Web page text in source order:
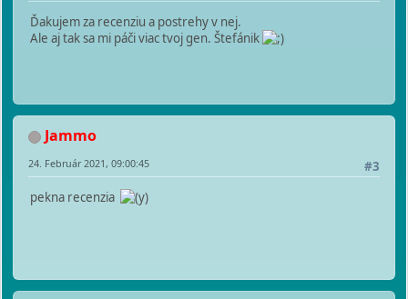
Ďakujem za recenziu a postrehy v nej.
Ale aj tak sa mi páči viac tvoj gen. Štefánik
Jammo
#3
24. Február 2021, 09:00:45
pekna recenzia